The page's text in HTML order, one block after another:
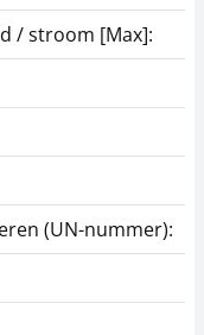
/ stroom [Max]:
(UN-nummer):